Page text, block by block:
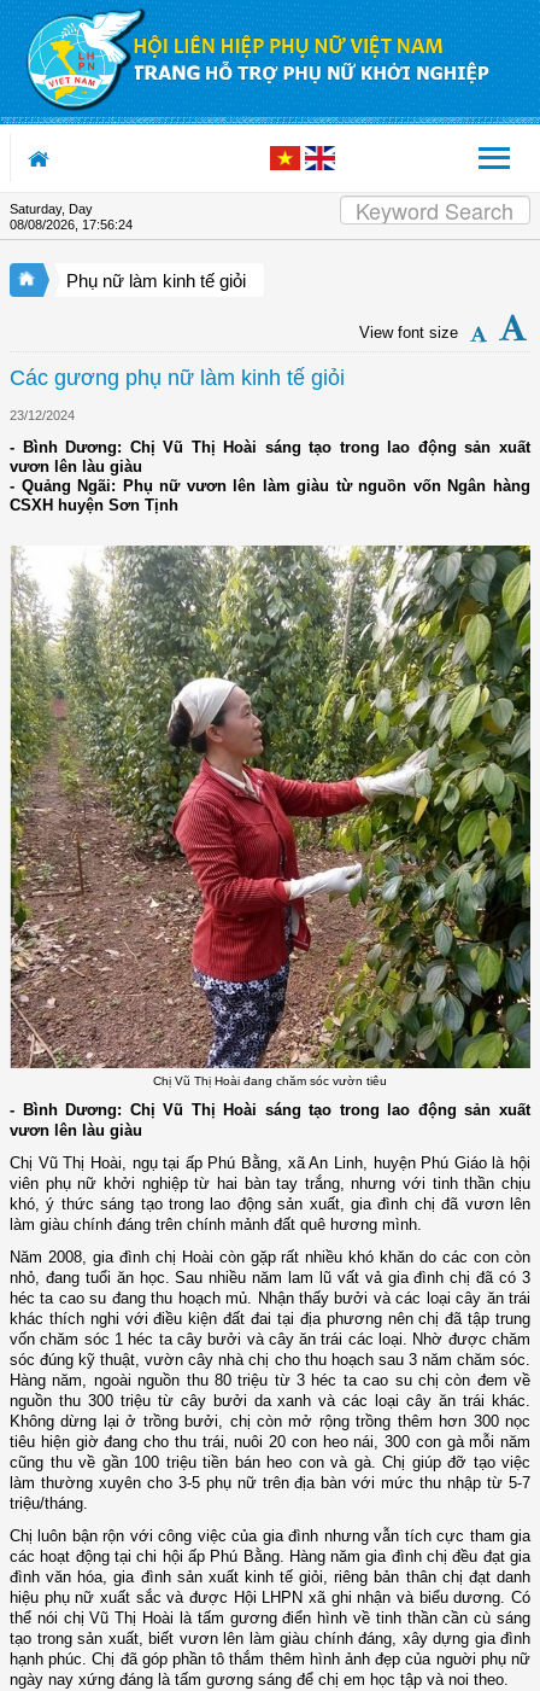
Skip to Content
Saturday, Day
08/08/2026 17:56:24
Phụ nữ làm kinh tế giỏi
View font size
Các gương phụ nữ làm kinh tế giỏi
23/12/2024
- Bình Dương: Chị Vũ Thị Hoài sáng tạo trong lao động sản xuất
vươn lên làu giàu
- Quảng Ngãi: Phụ nữ vươn lên làm giàu từ nguồn vốn Ngân hàng
CSXH huyện Sơn Tịnh
Chị Vũ Thị Hoài đang chăm sóc vườn tiêu
- Bình Dương: Chị Vũ Thị Hoài sáng tạo trong lao động sản xuất
vươn lên làu giàu
Chị Vũ Thị Hoài, ngụ tại ấp Phú Bằng, xã An Linh, huyện Phú Giáo là hội
viên phụ nữ khởi nghiệp từ hai bàn tay trắng, nhưng với tinh thần chịu
khó, ý thức sáng tạo trong lao động sản xuất, gia đình chị đã vươn lên
làm giàu chính đáng trên chính mảnh đất quê hương mình.
Năm 2008, gia đình chị Hoài còn gặp rất nhiều khó khăn do các con còn
nhỏ, đang tuổi ăn học. Sau nhiều năm lam lũ vất vả gia đình chị đã có 3
héc ta cao su đang thu hoạch mủ. Nhận thấy bưởi và các loại cây ăn trái
khác thích nghi với điều kiện đất đai tại địa phương nên chị đã tập trung
vốn chăm sóc 1 héc ta cây bưởi và cây ăn trái các loại. Nhờ được chăm
sóc đúng kỹ thuật, vườn cây nhà chị cho thu hoạch sau 3 năm chăm sóc.
Hàng năm, ngoài nguồn thu 80 triệu từ 3 héc ta cao su chị còn đem về
nguồn thu 300 triệu từ cây bưởi da xanh và các loại cây ăn trái khác.
Không dừng lại ở trồng bưởi, chị còn mở rộng trồng thêm hơn 300 nọc
tiêu hiện giờ đang cho thu trái, nuôi 20 con heo nái, 300 con gà mỗi năm
cũng thu về gần 100 triệu tiền bán heo con và gà. Chị giúp đỡ tạo việc
làm thường xuyên cho 3-5 phụ nữ trên địa bàn với mức thu nhập từ 5-7
triệu/tháng.
Chị luôn bận rộn với công việc của gia đình nhưng vẫn tích cực tham gia
các hoạt động tại chi hội ấp Phú Bằng. Hàng năm gia đình chị đều đạt gia
đình văn hóa, gia đình sản xuất kinh tế giỏi, riêng bản thân chị đạt danh
hiệu phụ nữ xuất sắc và được Hội LHPN xã ghi nhận và biểu dương. Có
thể nói chị Vũ Thị Hoài là tấm gương điển hình về tinh thần cần cù sáng
tạo trong sản xuất, biết vươn lên làm giàu chính đáng, xây dựng gia đình
hạnh phúc. Chị đã góp phần tô thắm thêm hình ảnh đẹp của nguời phụ nữ
ngày nay xứng đáng là tấm gương sáng để chị em học tập và noi theo.